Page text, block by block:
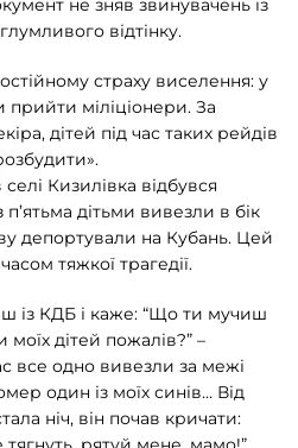
відтінку.
страху виселення: у
міліціонери. За
дітей під час таких рейдів
Кизилівка відбувся
дітьми вивезли в бік
депортували на Кубань. Цей
тяжкої трагедії.
із КДБ і каже: “Що ти мучиш
моїх дітей пожалів?” –
все одно вивезли за межі
один із моїх синів… Від
ніч, він почав кричати: